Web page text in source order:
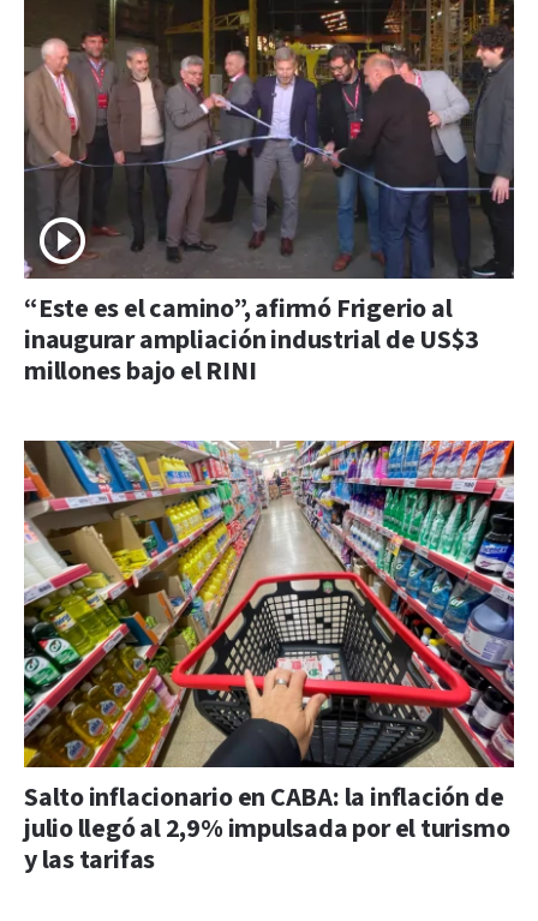
“Este es el camino”, afirmó Frigerio al
inaugurar ampliación industrial de US$3
millones bajo el RINI
Salto inflacionario en CABA: la inflación de
julio llegó al 2,9% impulsada por el turismo
y las tarifas